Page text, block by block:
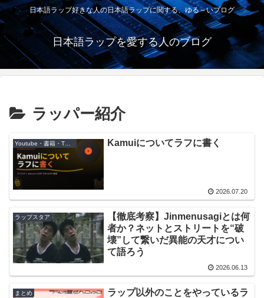
日本語ラップ好きな人の日本語ラップに関する、ゆる～いブログ
日本語ラップを愛する人のブログ
ラッパー紹介
Kamuiについてラフに書く
2026.07.20
ラップスタア
【徹底考察】Jinmenusagiとは何
者か？ネットとストリートを“破
壊”して繋いだ異能の天才につい
て語ろう
2026.06.13
まとめ
ラップ以外のことをやっているラ